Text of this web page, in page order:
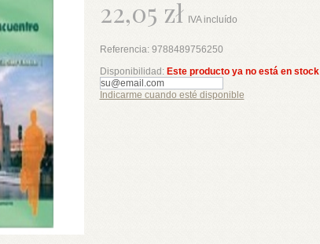
22,05 zł IVA incluído
Referencia: 9788489756250
Disponibilidad: Este producto ya no está en stock
Indicarme cuando esté disponible